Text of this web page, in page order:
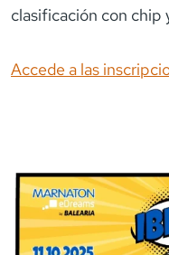
clasificación con chip
Accede a las